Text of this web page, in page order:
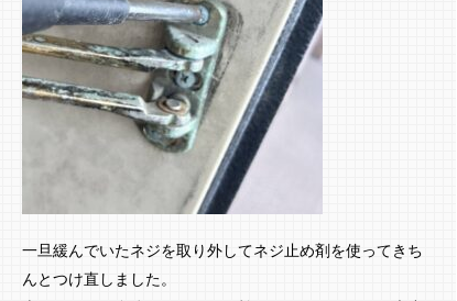
一旦緩んでいたネジを取り外してネジ止め剤を使ってきち
んとつけ直しました。